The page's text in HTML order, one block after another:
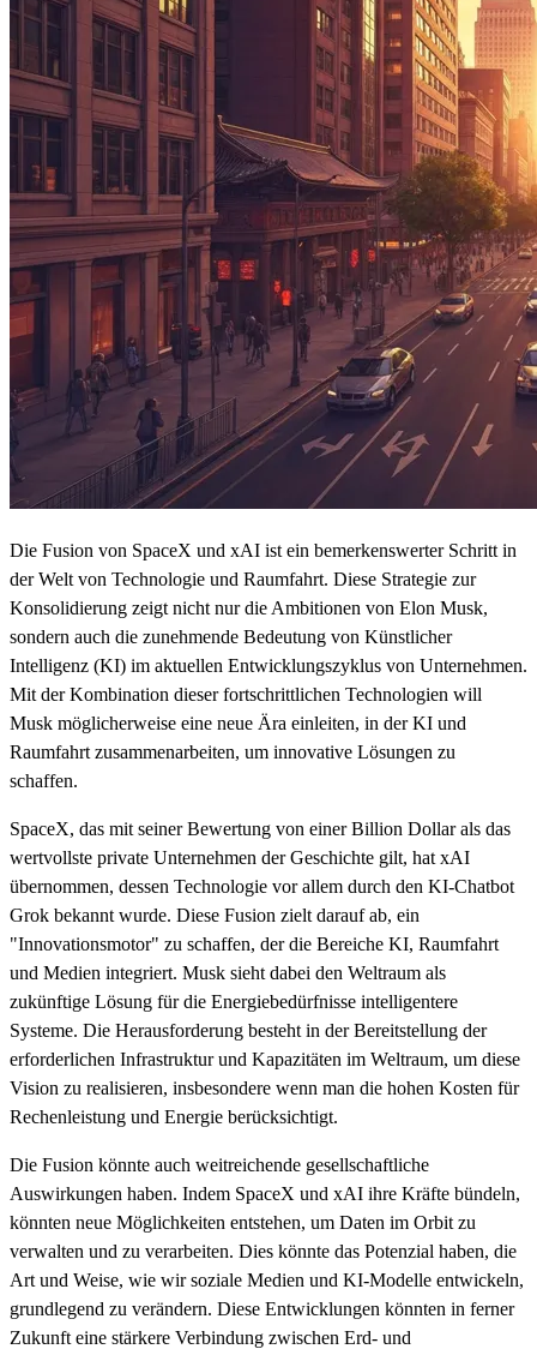
Die Fusion von SpaceX und xAI ist ein bemerkenswerter Schritt in
der Welt von Technologie und Raumfahrt. Diese Strategie zur
Konsolidierung zeigt nicht nur die Ambitionen von Elon Musk,
sondern auch die zunehmende Bedeutung von Künstlicher
Intelligenz (KI) im aktuellen Entwicklungszyklus von Unternehmen.
Mit der Kombination dieser fortschrittlichen Technologien will
Musk möglicherweise eine neue Ära einleiten, in der KI und
Raumfahrt zusammenarbeiten, um innovative Lösungen zu
schaffen.
SpaceX, das mit seiner Bewertung von einer Billion Dollar als das
wertvollste private Unternehmen der Geschichte gilt, hat xAI
übernommen, dessen Technologie vor allem durch den KI-Chatbot
Grok bekannt wurde. Diese Fusion zielt darauf ab, ein
"Innovationsmotor" zu schaffen, der die Bereiche KI, Raumfahrt
und Medien integriert. Musk sieht dabei den Weltraum als
zukünftige Lösung für die Energiebedürfnisse intelligentere
Systeme. Die Herausforderung besteht in der Bereitstellung der
erforderlichen Infrastruktur und Kapazitäten im Weltraum, um diese
Vision zu realisieren, insbesondere wenn man die hohen Kosten für
Rechenleistung und Energie berücksichtigt.
Die Fusion könnte auch weitreichende gesellschaftliche
Auswirkungen haben. Indem SpaceX und xAI ihre Kräfte bündeln,
könnten neue Möglichkeiten entstehen, um Daten im Orbit zu
verwalten und zu verarbeiten. Dies könnte das Potenzial haben, die
Art und Weise, wie wir soziale Medien und KI-Modelle entwickeln,
grundlegend zu verändern. Diese Entwicklungen könnten in ferner
Zukunft eine stärkere Verbindung zwischen Erd- und